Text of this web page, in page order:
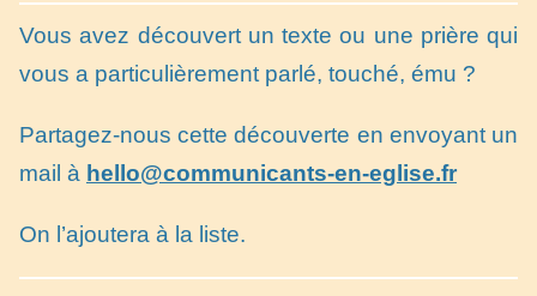
Vous avez découvert un texte ou une prière qui
vous a particulièrement parlé, touché, ému ?
Partagez-nous cette découverte en envoyant un
mail à hello@communicants-en-eglise.fr
On l’ajoutera à la liste.